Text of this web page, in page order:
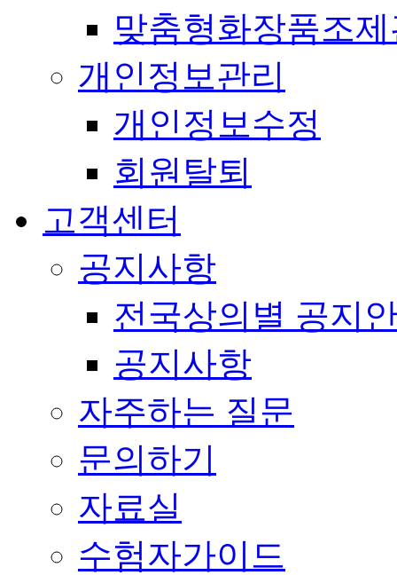
맞춤형화장품조
개인정보관리
개인정보수정
회원탈퇴
고객센터
공지사항
전국상의별 공지
공지사항
자주하는 질문
문의하기
자료실
수험자가이드